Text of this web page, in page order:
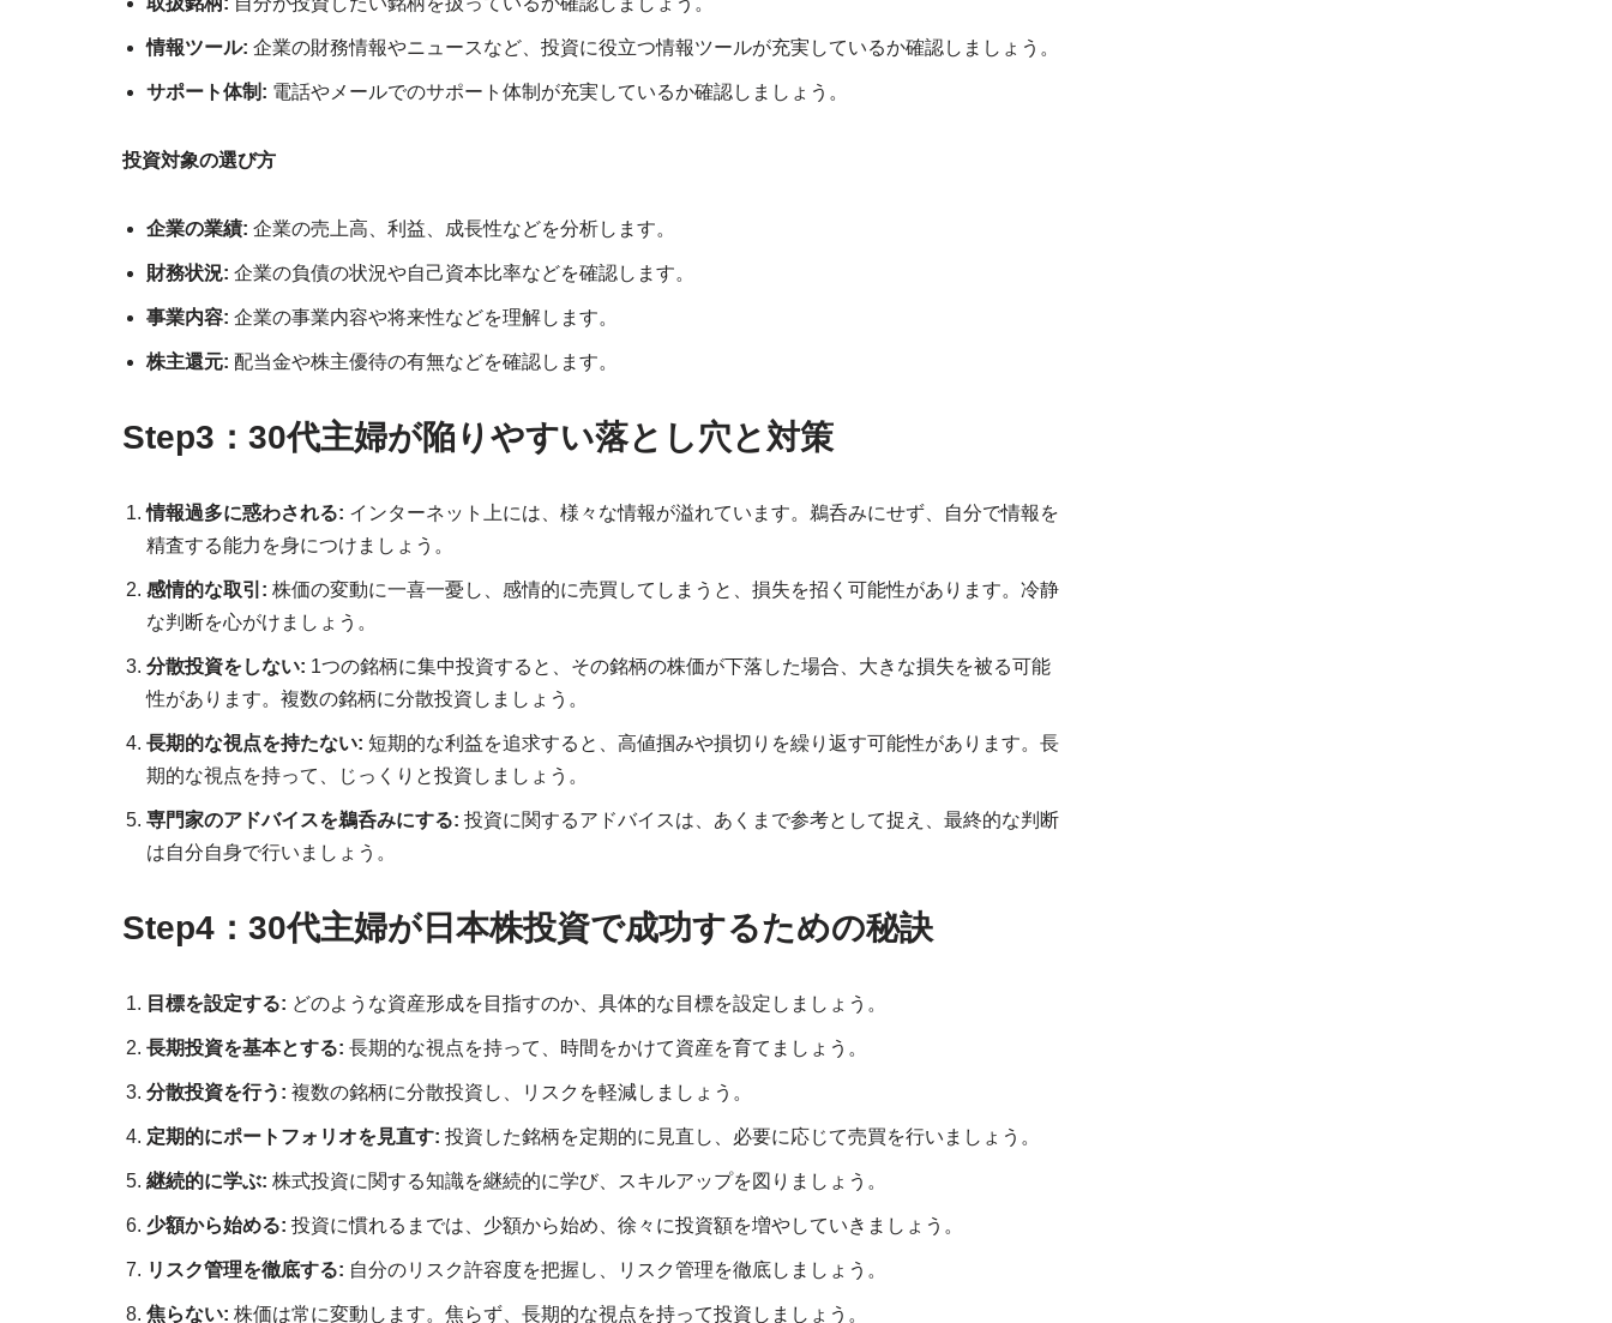
情報ツール: 企業の財務情報やニュースなど、投資に役立つ情報ツールが充実しているか確認しましょう。
サポート体制: 電話やメールでのサポート体制が充実しているか確認しましょう。
投資対象の選び方
企業の業績: 企業の売上高、利益、成長性などを分析します。
財務状況: 企業の負債の状況や自己資本比率などを確認します。
事業内容: 企業の事業内容や将来性などを理解します。
株主還元: 配当金や株主優待の有無などを確認します。
Step3：30代主婦が陥りやすい落とし穴と対策
情報過多に惑わされる: インターネット上には、様々な情報が溢れています。鵜呑みにせず、自分で情報を
精査する能力を身につけましょう。
感情的な取引: 株価の変動に一喜一憂し、感情的に売買してしまうと、損失を招く可能性があります。冷静
な判断を心がけましょう。
分散投資をしない: 1つの銘柄に集中投資すると、その銘柄の株価が下落した場合、大きな損失を被る可能
性があります。複数の銘柄に分散投資しましょう。
長期的な視点を持たない: 短期的な利益を追求すると、高値掴みや損切りを繰り返す可能性があります。長
期的な視点を持って、じっくりと投資しましょう。
専門家のアドバイスを鵜呑みにする: 投資に関するアドバイスは、あくまで参考として捉え、最終的な判断
は自分自身で行いましょう。
Step4：30代主婦が日本株投資で成功するための秘訣
目標を設定する: どのような資産形成を目指すのか、具体的な目標を設定しましょう。
長期投資を基本とする: 長期的な視点を持って、時間をかけて資産を育てましょう。
分散投資を行う: 複数の銘柄に分散投資し、リスクを軽減しましょう。
定期的にポートフォリオを見直す: 投資した銘柄を定期的に見直し、必要に応じて売買を行いましょう。
継続的に学ぶ: 株式投資に関する知識を継続的に学び、スキルアップを図りましょう。
少額から始める: 投資に慣れるまでは、少額から始め、徐々に投資額を増やしていきましょう。
リスク管理を徹底する: 自分のリスク許容度を把握し、リスク管理を徹底しましょう。
焦らない: 株価は常に変動します。焦らず、長期的な視点を持って投資しましょう。